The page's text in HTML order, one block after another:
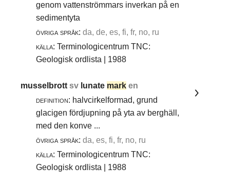
genom vattenströmmars inverkan på en
sedimentyta
övriga språk: da, de, es, fi, fr, no, ru
källa: Terminologicentrum TNC:
Geologisk ordlista | 1988
musselbrottsv lunate mark en
definition: halvcirkelformad, grund
glacigen fördjupning på yta av berghäll,
med den konve ...
övriga språk: da, es, fi, fr, no, ru
källa: Terminologicentrum TNC:
Geologisk ordlista | 1988